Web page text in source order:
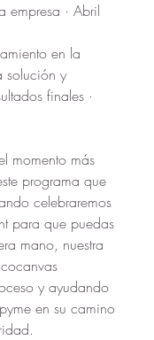
empresa · Abril
en la
solución y
finales ·
momento más
programa que
celebraremos
para que puedas
mano, nuestra
y ayudando
en su camino